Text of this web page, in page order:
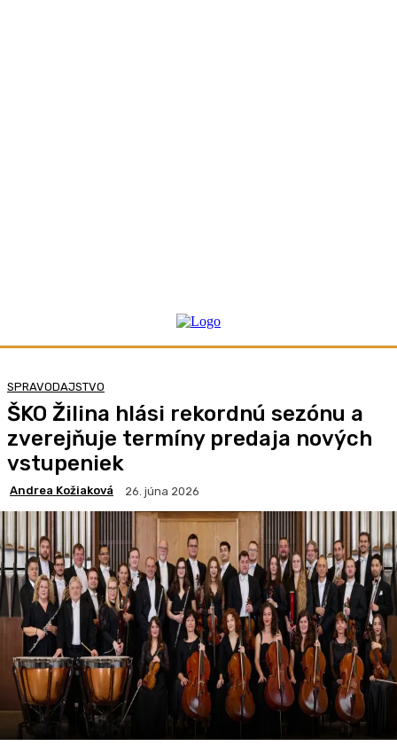
SPRAVODAJSTVO
ŠKO Žilina hlási rekordnú sezónu a
zverejňuje termíny predaja nových
vstupeniek
Andrea Kožiaková 26. júna 2026